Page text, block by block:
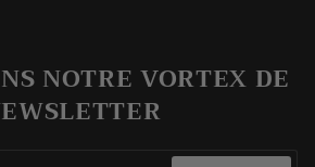
NOTRE VORTEX DE